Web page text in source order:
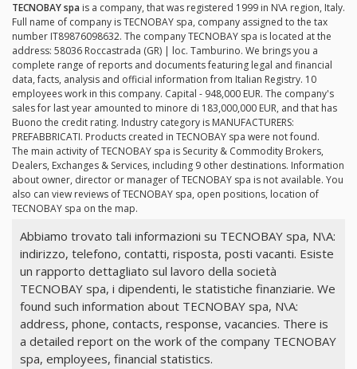
TECNOBAY spa is a company, that was registered 1999 in N\A region, Italy.
Full name of company is TECNOBAY spa, company assigned to the tax
number IT89876098632. The company TECNOBAY spa is located at the
address: 58036 Roccastrada (GR) | loc. Tamburino. We brings you a
complete range of reports and documents featuring legal and financial
data, facts, analysis and official information from Italian Registry. 10
employees work in this company. Capital - 948,000 EUR. The company's
sales for last year amounted to minore di 183,000,000 EUR, and that has
Buono the credit rating. Industry category is MANUFACTURERS:
PREFABBRICATI. Products created in TECNOBAY spa were not found.
The main activity of TECNOBAY spa is Security & Commodity Brokers,
Dealers, Exchanges & Services, including 9 other destinations. Information
about owner, director or manager of TECNOBAY spa is not available. You
also can view reviews of TECNOBAY spa, open positions, location of
TECNOBAY spa on the map.
Abbiamo trovato tali informazioni su TECNOBAY spa, N\A:
indirizzo, telefono, contatti, risposta, posti vacanti. Esiste
un rapporto dettagliato sul lavoro della società
TECNOBAY spa, i dipendenti, le statistiche finanziarie. We
found such information about TECNOBAY spa, N\A:
address, phone, contacts, response, vacancies. There is
a detailed report on the work of the company TECNOBAY
spa, employees, financial statistics.